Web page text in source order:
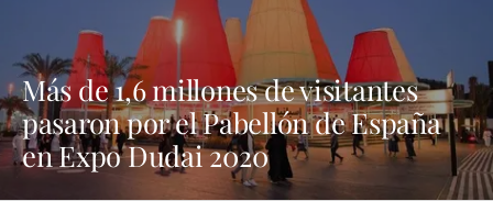
Más de 1,6 millones de visitantes
pasaron por el Pabellón de España
en Expo Dudai 2020